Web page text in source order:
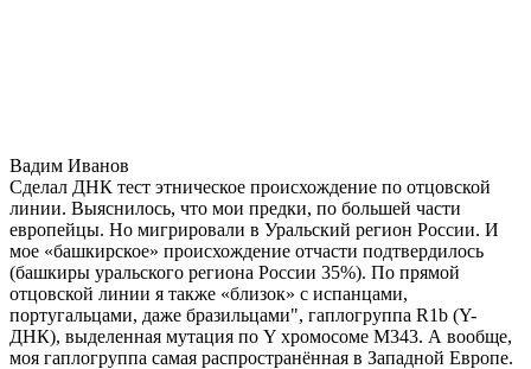
Вадим Иванов
Сделал ДНК тест этническое происхождение по отцовской
линии. Выяснилось, что мои предки, по большей части
европейцы. Но мигрировали в Уральский регион России. И
мое «башкирское» происхождение отчасти подтвердилось
(башкиры уральского региона России 35%). По прямой
отцовской линии я также «близок» с испанцами,
португальцами, даже бразильцами", гаплогруппа R1b (Y-
ДНК), выделенная мутация по Y хромосоме М343. А вообще,
моя гаплогруппа самая распространённая в Западной Европе.